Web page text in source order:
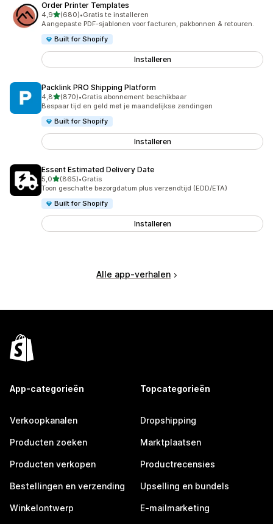
Order Printer Templates
4,9van 5 sterren
(680)
680 recensies in totaal
•Gratis te installeren
Aangepaste PDF-sjablonen voor facturen, pakbonnen & retouren.
Built for Shopify
Installeren
Packlink PRO Shipping Platform
4,8van 5 sterren
(870)
870 recensies in totaal
•Gratis abonnement beschikbaar
Bespaar tijd en geld met je maandelijkse zendingen
Built for Shopify
Installeren
Essent Estimated Delivery Date
5,0van 5 sterren
(865)
865 recensies in totaal
•Gratis
Toon geschatte bezorgdatum plus verzendtijd (EDD/ETA)
Built for Shopify
Installeren
Alle app-verhalen
App-categorieën
Verkoopkanalen
Producten zoeken
Producten verkopen
Bestellingen en verzending
Winkelontwerp
Topcategorieën
Dropshipping
Marktplaatsen
Productrecensies
Upselling en bundels
E-mailmarketing